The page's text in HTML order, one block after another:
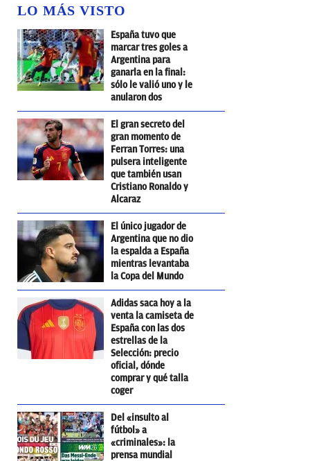
LO MÁS VISTO
España tuvo que
marcar tres goles a
Argentina para
ganarla en la final:
sólo le valió uno y le
anularon dos
El gran secreto del
gran momento de
Ferran Torres: una
pulsera inteligente
que también usan
Cristiano Ronaldo y
Alcaraz
El único jugador de
Argentina que no dio
la espalda a España
mientras levantaba
la Copa del Mundo
Adidas saca hoy a la
venta la camiseta de
España con las dos
estrellas de la
Selección: precio
oficial, dónde
comprar y qué talla
coger
Del «insulto al
fútbol» a
«criminales»: la
prensa mundial